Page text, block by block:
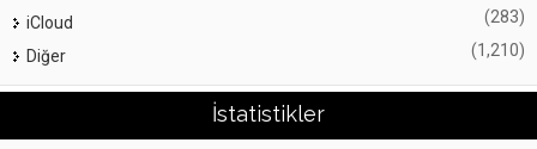
iCloud (283)
Diğer (1,210)
İstatistikler